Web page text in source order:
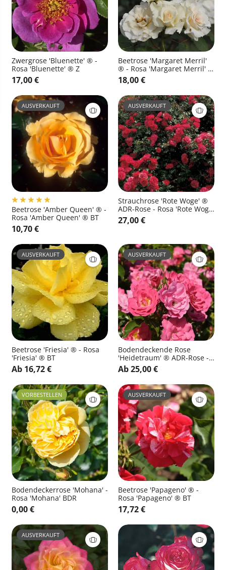
Zwergrose 'Bluenette' ® -
Rosa 'Bluenette' ® Z
17,00 €
Beetrose 'Margaret Merril'
® - Rosa 'Margaret Merril' ®
BT
18,00 €
AUSVERKAUFT
Beetrose 'Amber Queen' ® -
Rosa 'Amber Queen' ® BT
10,70 €
AUSVERKAUFT
Strauchrose 'Rote Woge' ®
ADR-Rose - Rosa 'Rote Woge'
® STR
27,00 €
AUSVERKAUFT
Beetrose 'Friesia' ® - Rosa
'Friesia' ® BT
Ab 16,72 €
AUSVERKAUFT
Bodendeckende Rose
'Heidetraum' ® ADR-Rose -
Rosa 'Heidetraum' ® BDR
Ab 25,00 €
VORBESTELLEN
Bodendeckerrose 'Mohana' -
Rosa 'Mohana' BDR
0,00 €
AUSVERKAUFT
Beetrose 'Papageno' ® -
Rosa 'Papageno' ® BT
17,72 €
AUSVERKAUFT